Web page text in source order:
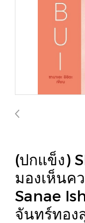
(ปกแข็ง)
มองเห็นค
Sanae
จันทร์ทอง